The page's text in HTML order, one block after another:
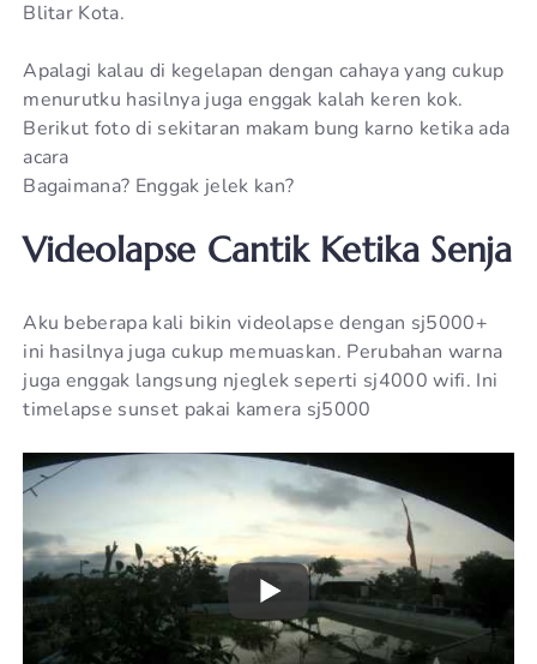
Blitar Kota.
Apalagi kalau di kegelapan dengan cahaya yang cukup
menurutku hasilnya juga enggak kalah keren kok.
Berikut foto di sekitaran makam bung karno ketika ada
acara
Bagaimana? Enggak jelek kan?
Videolapse Cantik Ketika Senja
Aku beberapa kali bikin videolapse dengan sj5000+
ini hasilnya juga cukup memuaskan. Perubahan warna
juga enggak langsung njeglek seperti sj4000 wifi. Ini
timelapse sunset pakai kamera sj5000